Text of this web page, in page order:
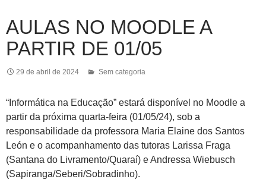
AULAS NO MOODLE A
PARTIR DE 01/05
29 de abril de 2024 Sem categoria
“Informática na Educação” estará disponível no Moodle a
partir da próxima quarta-feira (01/05/24), sob a
responsabilidade da professora Maria Elaine dos Santos
León e o acompanhamento das tutoras Larissa Fraga
(Santana do Livramento/Quaraí) e Andressa Wiebusch
(Sapiranga/Seberi/Sobradinho).